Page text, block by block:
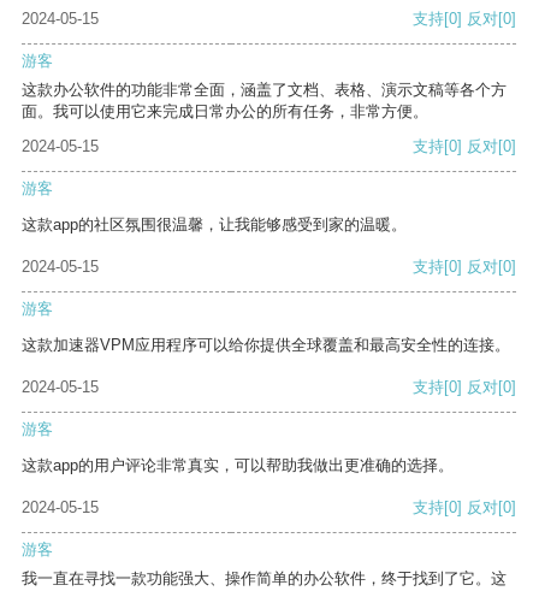
2024-05-15 支持[0] 反对[0]
游客
这款办公软件的功能非常全面，涵盖了文档、表格、演示文稿等各个方
面。我可以使用它来完成日常办公的所有任务，非常方便。
2024-05-15
支持[0] 反对[0]
游客
这款app的社区氛围很温馨，让我能够感受到家的温暖。
2024-05-15 支持[0] 反对[0]
游客
这款加速器VPM应用程序可以给你提供全球覆盖和最高安全性的连接。
2024-05-15 支持[0] 反对[0]
游客
这款app的用户评论非常真实，可以帮助我做出更准确的选择。
2024-05-15 支持[0] 反对[0]
游客
我一直在寻找一款功能强大、操作简单的办公软件，终于找到了它。这